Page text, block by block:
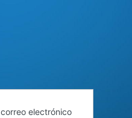
electrónico